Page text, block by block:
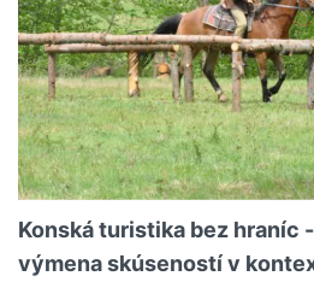
Konská turistika bez hraníc
výmena skúseností v